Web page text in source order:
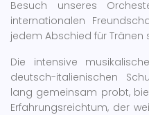
Besuch unseres
internationalen
jedem Abschied für Tränen
Die intensive
deutsch-italienischen
lang gemeinsam probt,
Erfahrungsreichtum, der